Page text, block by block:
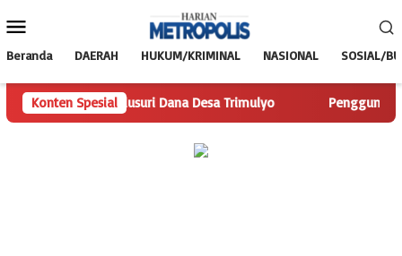
ke
Mobile
Beranda DAERAH HUKUM/KRIMINAL NASIONAL SOSIAL/
Konten Spesial
Telusuri Dana Desa Trimulyo Pengguna Jalan